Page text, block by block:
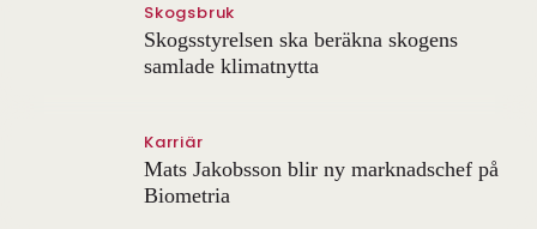
Skogsbruk
Skogsstyrelsen ska beräkna skogens
samlade klimatnytta
Karriär
Mats Jakobsson blir ny marknadschef på
Biometria